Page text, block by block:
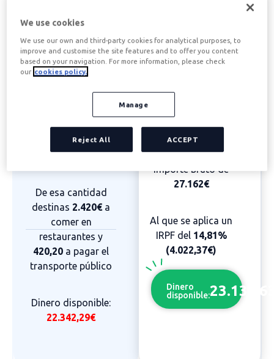
SIN
EDENRED
Se aplica un IRPF del
16.07% (4.819,71€)
Quedando un
sueldo neto de
25.180,29€
De esa cantidad
destinas 2.420€ a
comer en
restaurantes y
420,20 a pagar el
transporte público
Dinero disponible:
22.342,29€
Destinas 11€/día de
L-V (20 días) 2.420€
Movilidad (zona B1)
durante 11 meses.
Quedando un
importe bruto de
27.162€
Al que se aplica un
IRPF del 14,81%
(4.022,37€)
Dinero
disponible:
We use cookies
We use our own and third-party cookies for analytical purposes, to
improve and customise the site features and to offer you content
based on your navigation. For more information, please check
our cookies policy.
Manage
Reject All ACCEPT